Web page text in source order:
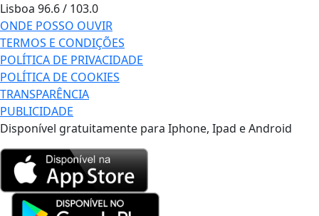
Lisboa 96.6 / 103.0
ONDE POSSO OUVIR
TERMOS E CONDIÇÕES
POLÍTICA DE PRIVACIDADE
POLÍTICA DE COOKIES
TRANSPARÊNCIA
PUBLICIDADE
Disponível gratuitamente para Iphone, Ipad e Android